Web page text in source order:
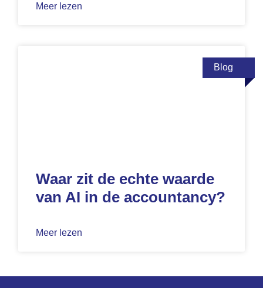
Meer lezen
Blog
Waar zit de echte waarde
van AI in de accountancy?
Meer lezen